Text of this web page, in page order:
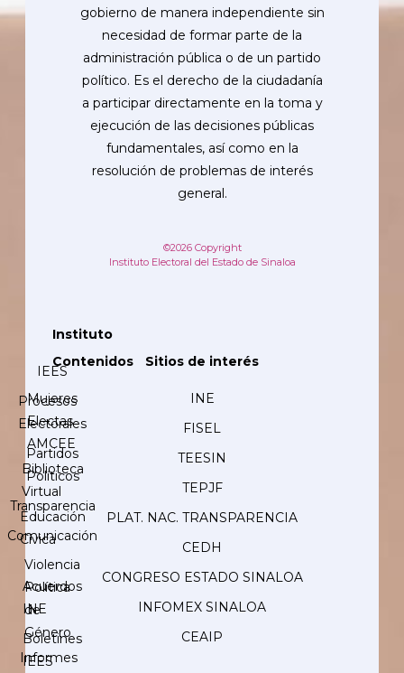
gobierno de manera independiente sin
necesidad de formar parte de la
administración pública o de un partido
político. Es el derecho de la ciudadanía
a participar directamente en la toma y
ejecución de las decisiones públicas
fundamentales, así como en la
resolución de problemas de interés
general.
©2026 Copyright
Instituto Electoral del Estado de Sinaloa
Instituto
IEES
Procesos
Electorales
Partidos
Políticos
Transparencia
Comunicación
Acuerdos
INE
Boletines
IEES
Contenidos
Mujeres
Electas
AMCEE
Biblioteca
Virtual
Educación
Cívica
Violencia
Política
de
Género
Informes
Sitios de interés
INE
FISEL
TEESIN
TEPJF
PLAT. NAC. TRANSPARENCIA
CEDH
CONGRESO ESTADO SINALOA
INFOMEX SINALOA
CEAIP